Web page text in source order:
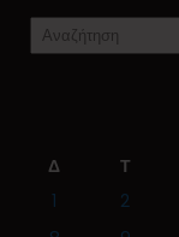
Δ Τ
1
2